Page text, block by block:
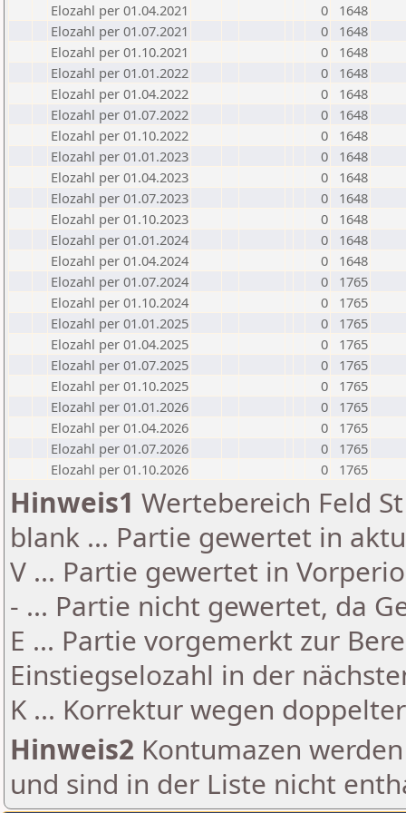
Elozahl per 01.04.2021
0
1648
Elozahl per 01.07.2021
0
1648
Elozahl per 01.10.2021
0
1648
Elozahl per 01.01.2022
0
1648
Elozahl per 01.04.2022
0
1648
Elozahl per 01.07.2022
0
1648
Elozahl per 01.10.2022
0
1648
Elozahl per 01.01.2023
0
1648
Elozahl per 01.04.2023
0
1648
Elozahl per 01.07.2023
0
1648
Elozahl per 01.10.2023
0
1648
Elozahl per 01.01.2024
0
1648
Elozahl per 01.04.2024
0
1648
Elozahl per 01.07.2024
0
1765
Elozahl per 01.10.2024
0
1765
Elozahl per 01.01.2025
0
1765
Elozahl per 01.04.2025
0
1765
Elozahl per 01.07.2025
0
1765
Elozahl per 01.10.2025
0
1765
Elozahl per 01.01.2026
0
1765
Elozahl per 01.04.2026
0
1765
Elozahl per 01.07.2026
0
1765
Elozahl per 01.10.2026
0 1765
Hinweis1 Wertebereich Feld
blank ... Partie gewertet in
V ... Partie gewertet in
- ... Partie nicht gewertet, da
E ... Partie vorgemerkt zur
Einstiegselozahl in der
K ... Korrektur wegen
Hinweis2 Kontumazen
und sind in der Liste nicht